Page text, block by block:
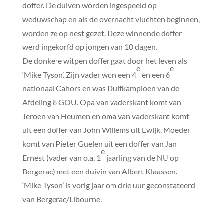
doffer. De duiven worden ingespeeld op
weduwschap en als de overnacht vluchten beginnen,
worden ze op nest gezet. Deze winnende doffer
werd ingekorfd op jongen van 10 dagen.
De donkere witpen doffer gaat door het leven als
‘Mike Tyson’. Zijn vader won een 4
e
en een 6
e
nationaal Cahors en was Duifkampioen van de
Afdeling 8 GOU. Opa van vaderskant komt van
Jeroen van Heumen en oma van vaderskant komt
uit een doffer van John Willems uit Ewijk. Moeder
komt van Pieter Guelen uit een doffer van Jan
Ernest (vader van o.a. 1
e
jaarling van de NU op
Bergerac) met een duivin van Albert Klaassen.
‘Mike Tyson’ is vorig jaar om drie uur geconstateerd
van Bergerac/Libourne.